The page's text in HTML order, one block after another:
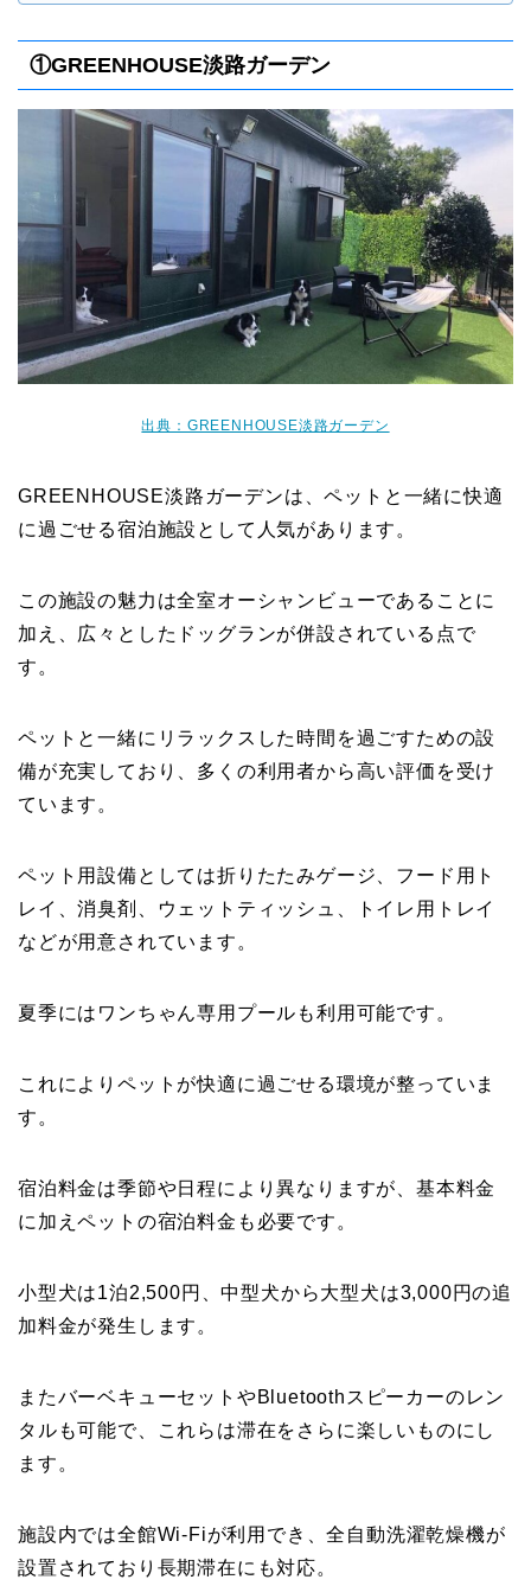
①GREENHOUSE淡路ガーデン
出典：GREENHOUSE淡路ガーデン
GREENHOUSE淡路ガーデンは、ペットと一緒に快適
に過ごせる宿泊施設として人気があります。
この施設の魅力は全室オーシャンビューであることに
加え、広々としたドッグランが併設されている点で
す。
ペットと一緒にリラックスした時間を過ごすための設
備が充実しており、多くの利用者から高い評価を受け
ています。
ペット用設備としては折りたたみゲージ、フード用ト
レイ、消臭剤、ウェットティッシュ、トイレ用トレイ
などが用意されています。
夏季にはワンちゃん専用プールも利用可能です。
これによりペットが快適に過ごせる環境が整っていま
す。
宿泊料金は季節や日程により異なりますが、基本料金
に加えペットの宿泊料金も必要です。
小型犬は1泊2,500円、中型犬から大型犬は3,000円の追
加料金が発生します。
またバーベキューセットやBluetoothスピーカーのレン
タルも可能で、これらは滞在をさらに楽しいものにし
ます。
施設内では全館Wi-Fiが利用でき、全自動洗濯乾燥機が
設置されており長期滞在にも対応。